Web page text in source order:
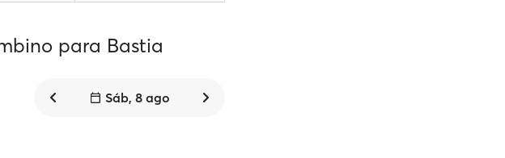
para Bastia
Sáb, 8 ago